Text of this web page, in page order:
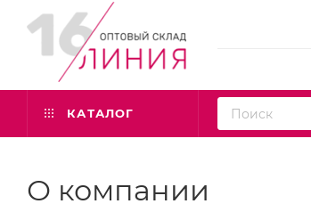
КАТАЛОГ
О компании